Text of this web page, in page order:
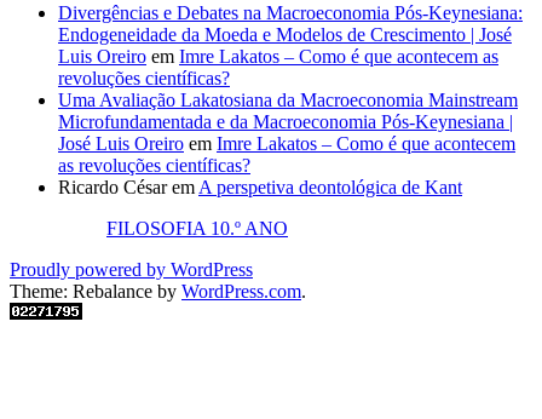
Divergências e Debates na Macroeconomia Pós-Keynesiana:
Endogeneidade da Moeda e Modelos de Crescimento | José
Luis Oreiro em Imre Lakatos – Como é que acontecem as
revoluções científicas?
Uma Avaliação Lakatosiana da Macroeconomia Mainstream
Microfundamentada e da Macroeconomia Pós-Keynesiana |
José Luis Oreiro em Imre Lakatos – Como é que acontecem
as revoluções científicas?
Ricardo Césarem A perspetiva deontológica de Kant
FILOSOFIA 10.º ANO
Proudly powered by WordPress
Theme: Rebalance by WordPress.com.